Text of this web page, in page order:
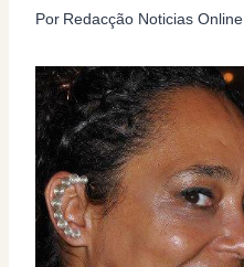
Por Redacção Noticias Online